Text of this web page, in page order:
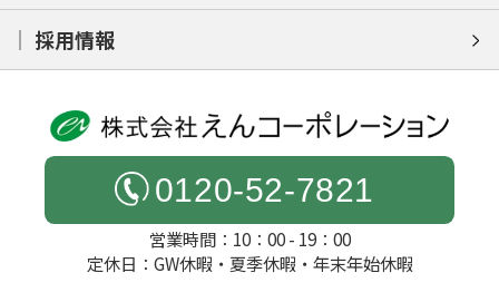
採用情報
0120-52-7821
営業時間：10：00 - 19：00
定休日：GW休暇・夏季休暇・年末年始休暇